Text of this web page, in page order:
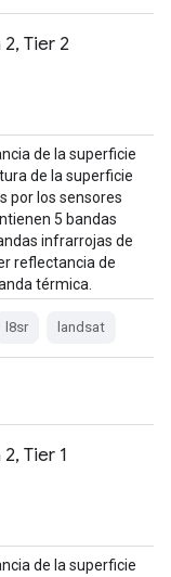
Tier 2
de la superficie
de la superficie
por los sensores
5 bandas
infrarrojas de
reflectancia de
térmica.
l8sr landsat
Tier 1
de la superficie